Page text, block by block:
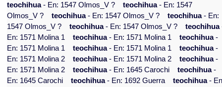
teochihua- En: 1547 Olmos_V ? teochihua- En: 1547
Olmos_V ?
teochihua- En: 1547 Olmos_V ? teochihua- En:
1547 Olmos_V ?
teochihua- En: 1547 Olmos_V ? teochihua
En: 1571 Molina 1
teochihua- En: 1571 Molina 1 teochihua-
En: 1571 Molina 1
teochihua- En: 1571 Molina 1 teochihua-
En: 1571 Molina 2
teochihua- En: 1571 Molina 2 teochihua-
En: 1571 Molina 2
teochihua- En: 1645 Carochi teochihua-
En: 1645 Carochi
teochihua- En: 1692 Guerra teochihua-